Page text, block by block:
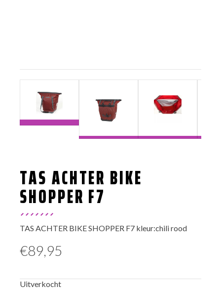
TAS ACHTER BIKE
SHOPPER F7
TAS ACHTER BIKE SHOPPER F7 kleur:chili rood
€89,95
Uitverkocht